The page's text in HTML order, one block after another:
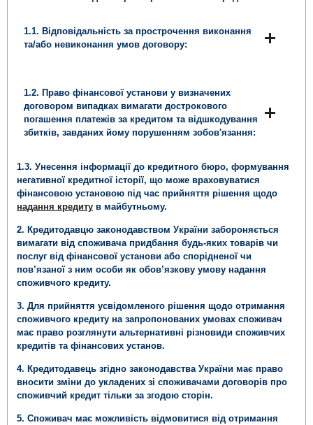
1.1. Відповідальність за прострочення виконання
та/або невиконання умов договору:
1.2. Право фінансової установи у визначених
договором випадках вимагати дострокового
погашення платежів за кредитом та відшкодування
збитків, завданих йому порушенням зобов'язання:
1.3. Унесення інформації до кредитного бюро, формування
негативної кредитної історії, що може враховуватися
фінансовою установою під час прийняття рішення щодо
надання кредиту в майбутньому.
2. Кредитодавцю законодавством України забороняється
вимагати від споживача придбання будь-яких товарів чи
послуг від фінансової установи або спорідненої чи
пов’язаної з ним особи як обов’язкову умову надання
споживчого кредиту.
3. Для прийняття усвідомленого рішення щодо отримання
споживчого кредиту на запропонованих умовах споживач
має право розглянути альтернативні різновиди споживчих
кредитів та фінансових установ.
4. Кредитодавець згідно законодавства України має право
вносити зміни до укладених зі споживачами договорів про
споживчий кредит тільки за згодою сторін.
5. Споживач має можливість відмовитися від отримання